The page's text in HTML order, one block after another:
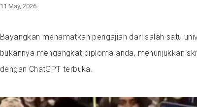
11 May, 2026
Bayangkan menamatkan pengajian dari salah satu
bukannya mengangkat diploma anda, menunjukkan
dengan ChatGPT terbuka.